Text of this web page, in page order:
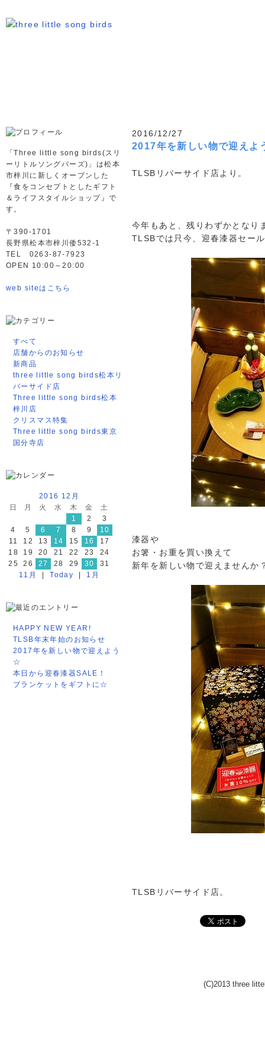
2016/12/27
2017年を新しい物で迎え
TLSBリバーサイド店より。
今年もあと、残りわずかとなり
TLSBでは只今、迎春漆器セー
漆器や
お箸・お重を買い換えて
新年を新しい物で迎えませんか
TLSBリバーサイド店。
「Three little song birds(スリ
ーリトルソングバーズ)」は松本
市梓川に新しくオープンした
『食をコンセプトとしたギフト
＆ライフスタイルショップ』で
す。
〒390-1701
長野県松本市梓川倭532-1
TEL 0263-87-7923
OPEN 10:00～20:00
web siteはこちら
すべて
店舗からのお知らせ
新商品
three little song birds松本リ
バーサイド店
Three little song birds松本
梓川店
クリスマス特集
Three little song birds東京
国分寺店
2016 12月
日
月 火 水 木 金
土
1
2
3
4
5 6 7 8 9
10
11
12 13 14 15 16
17
18
19 20 21 22 23
24
25
26 27 28 29 30
31
11月
|Today 1月
HAPPY NEW YEAR!
TLSB年末年始のお知らせ
2017年を新しい物で迎えよう
☆
本日から迎春漆器SALE！
ブランケットをギフトに☆
(C)2013 three